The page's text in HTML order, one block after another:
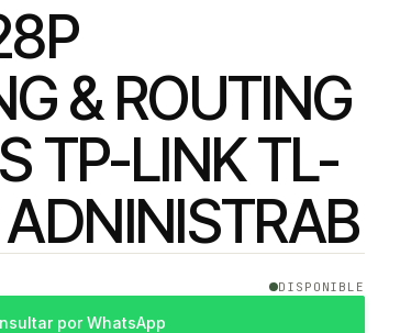
& ROUTING
TP-LINK TL-
DISPONIBLE
por WhatsApp